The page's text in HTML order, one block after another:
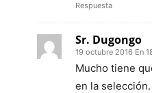
Respuesta
Sr. Dugongo
19 octubre 2016 En
Mucho tiene
en la